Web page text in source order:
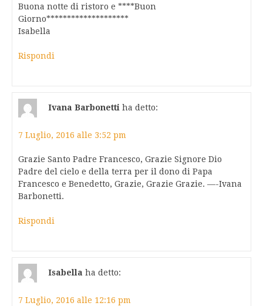
Buona notte di ristoro e ****Buon
Giorno********************
Isabella
Rispondi
Ivana Barbonetti ha detto:
7 Luglio, 2016 alle 3:52 pm
Grazie Santo Padre Francesco, Grazie Signore Dio
Padre del cielo e della terra per il dono di Papa
Francesco e Benedetto, Grazie, Grazie Grazie. —-Ivana
Barbonetti.
Rispondi
Isabella ha detto:
7 Luglio, 2016 alle 12:16 pm